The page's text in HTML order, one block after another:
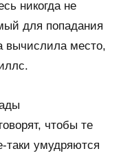
никогда не
для попадания
вычислила место,
чтобы те
таки умудряются